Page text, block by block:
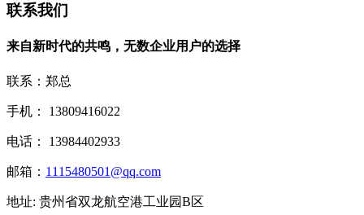
联系我们
来自新时代的共鸣，无数企业用户的选择
联系：郑总
手机： 13809416022
电话： 13984402933
邮箱： 1115480501@qq.com
地址: 贵州省双龙航空港工业园B区